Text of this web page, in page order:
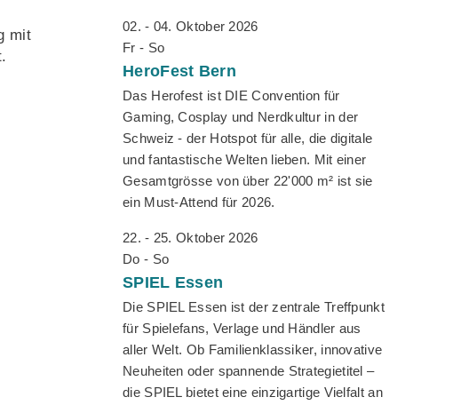
mit
02. - 04. Oktober 2026
Fr - So
HeroFest Bern
Das Herofest ist DIE Convention für
Gaming, Cosplay und Nerdkultur in der
Schweiz - der Hotspot für alle, die digitale
und fantastische Welten lieben. Mit einer
Gesamtgrösse von über 22'000 m² ist sie
ein Must-Attend für 2026.
22. - 25. Oktober 2026
Do - So
SPIEL Essen
Die SPIEL Essen ist der zentrale Treffpunkt
für Spielefans, Verlage und Händler aus
aller Welt. Ob Familienklassiker, innovative
Neuheiten oder spannende Strategietitel –
die SPIEL bietet eine einzigartige Vielfalt an